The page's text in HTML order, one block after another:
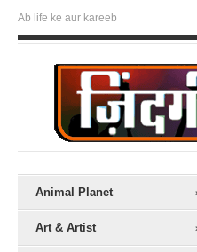
Ab life ke aur kareeb
Animal Planet
Art & Artist